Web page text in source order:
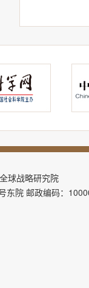
球战略研究院
东院 邮政编码：